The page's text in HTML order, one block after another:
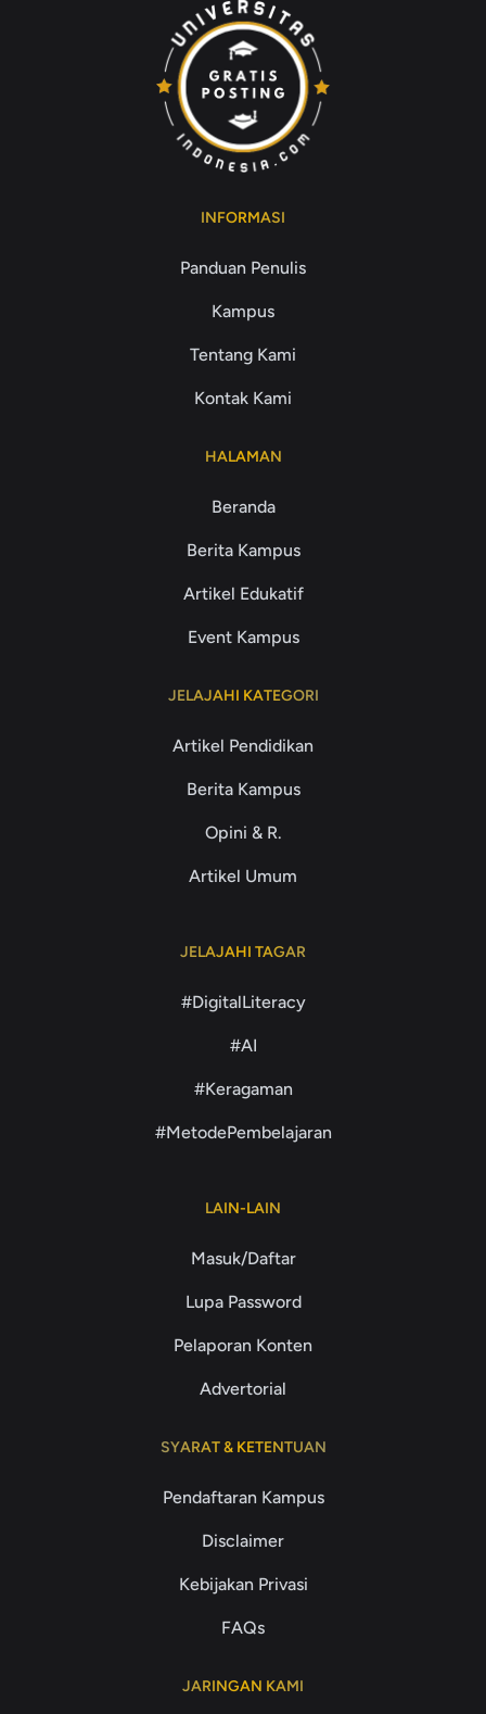
INFORMASI
Panduan Penulis
Kampus
Tentang Kami
Kontak Kami
HALAMAN
Beranda
Berita Kampus
Artikel Edukatif
Event Kampus
JELAJAHI KATEGORI
Artikel Pendidikan
Berita Kampus
Opini & R.
Artikel Umum
JELAJAHI TAGAR
#DigitalLiteracy
#AI
#Keragaman
#MetodePembelajaran
LAIN-LAIN
Masuk/Daftar
Lupa Password
Pelaporan Konten
Advertorial
SYARAT & KETENTUAN
Pendaftaran Kampus
Disclaimer
Kebijakan Privasi
FAQs
JARINGAN KAMI